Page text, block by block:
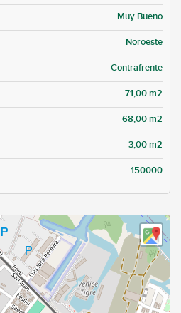
Muy Bueno
Noroeste
Contrafrente
71,00 m2
68,00 m2
3,00 m2
150000